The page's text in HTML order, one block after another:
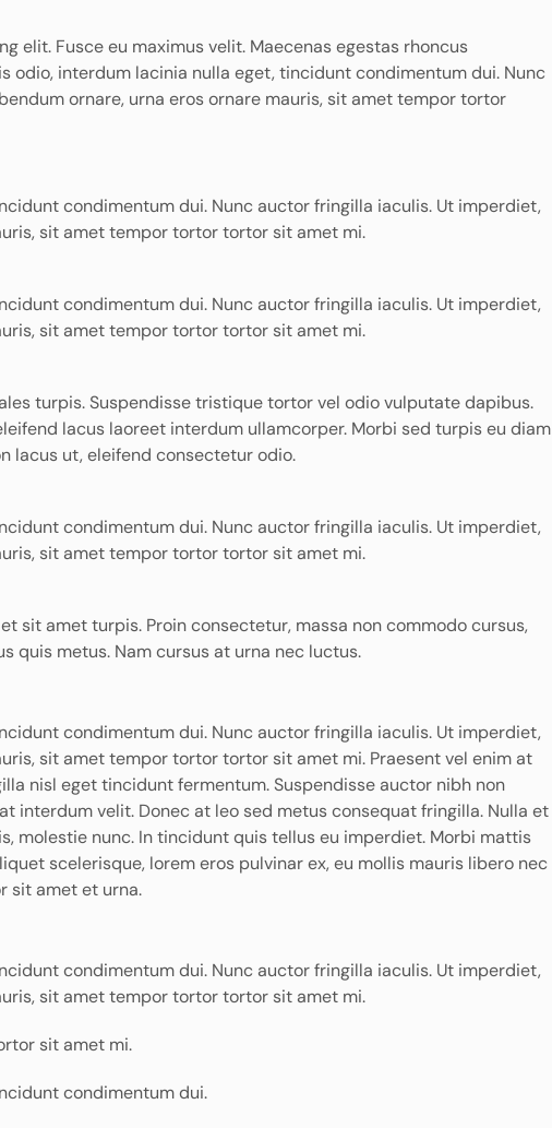
elit. Fusce eu maximus velit. Maecenas egestas rhoncus
odio, interdum lacinia nulla eget, tincidunt condimentum dui. Nunc
ornare, urna eros ornare mauris, sit amet tempor tortor
condimentum dui. Nunc auctor fringilla iaculis. Ut imperdiet,
sit amet tempor tortor tortor sit amet mi.
condimentum dui. Nunc auctor fringilla iaculis. Ut imperdiet,
sit amet tempor tortor tortor sit amet mi.
turpis. Suspendisse tristique tortor vel odio vulputate dapibus.
lacus laoreet interdum ullamcorper. Morbi sed turpis eu diam
lacus ut, eleifend consectetur odio.
condimentum dui. Nunc auctor fringilla iaculis. Ut imperdiet,
sit amet tempor tortor tortor sit amet mi.
sit amet turpis. Proin consectetur, massa non commodo cursus,
quis metus. Nam cursus at urna nec luctus.
condimentum dui. Nunc auctor fringilla iaculis. Ut imperdiet,
sit amet tempor tortor tortor sit amet mi. Praesent vel enim at
nisl eget tincidunt fermentum. Suspendisse auctor nibh non
interdum velit. Donec at leo sed metus consequat fringilla. Nulla et
molestie nunc. In tincidunt quis tellus eu imperdiet. Morbi mattis
scelerisque, lorem eros pulvinar ex, eu mollis mauris libero nec
sit amet et urna.
condimentum dui. Nunc auctor fringilla iaculis. Ut imperdiet,
sit amet tempor tortor tortor sit amet mi.
sit amet mi.
condimentum dui.